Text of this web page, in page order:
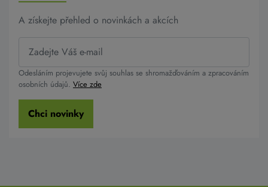
A získejte přehled o novinkách a akcích
Odesláním projevujete svůj souhlas se shromažďováním a zpracováním
osobních údajů. Více zde
Chci novinky